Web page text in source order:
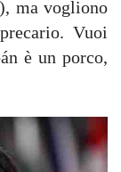
ma vogliono
Vuoi
è un porco,